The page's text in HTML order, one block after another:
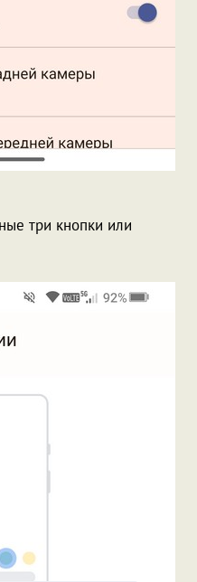
три кнопки или